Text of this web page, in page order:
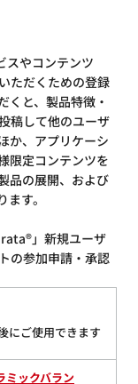
スやコンテンツ
ただくための登録
くと、製品特徴・
稿して他のユーザ
か、アプリケーシ
限定コンテンツを
品の展開、および
す。
」新規ユーザ
の参加申請・承認
にご使用できます
ミックバラン